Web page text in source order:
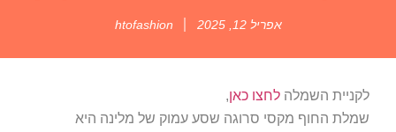
אפריל 12, 2025 htofashion
לקניית השמלה לחצו כאן,
שמלת החוף מקסי סרוגה שסע עמוק של מלינה היא